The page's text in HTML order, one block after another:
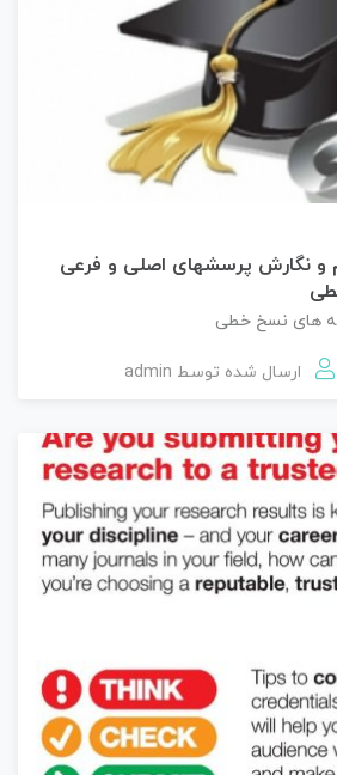
و نگارش پرسشهای اصلی و فرعی
های نسخ خطی
ارسال شده توسط admin